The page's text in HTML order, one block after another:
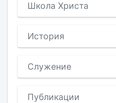
Школа Христа
История
Служение
Публикации